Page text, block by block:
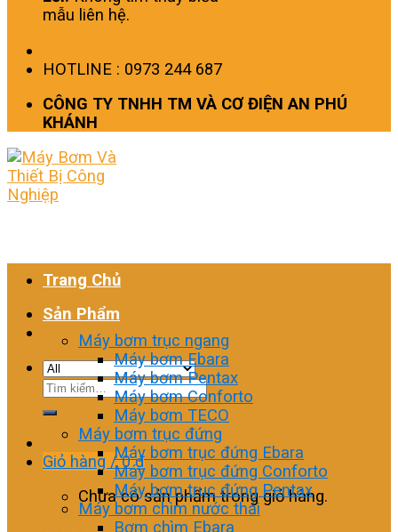
mẫu liên hệ.
HOTLINE : 0973 244 687
CÔNG TY TNHH TM VÀ CƠ ĐIỆN AN PHÚ
KHÁNH
Tìm
Giỏ hàng /0₫
Chưa có sản phẩm trong giỏ hàng.
Trang Chủ
Sản Phẩm
Máy bơm trục ngang
Máy bơm Ebara
Máy bơm Pentax
Máy bơm Conforto
Máy bơm TECO
Máy bơm trục đứng
Máy bơm trục đứng Ebara
Máy bơm trục đứng Conforto
Máy bơm trục đứng Pentax
Máy bơm chìm nước thải
Bơm chìm Ebara